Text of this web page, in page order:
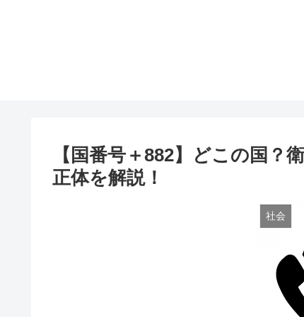
【国番号＋882】どこの国？
正体を解説！
社会